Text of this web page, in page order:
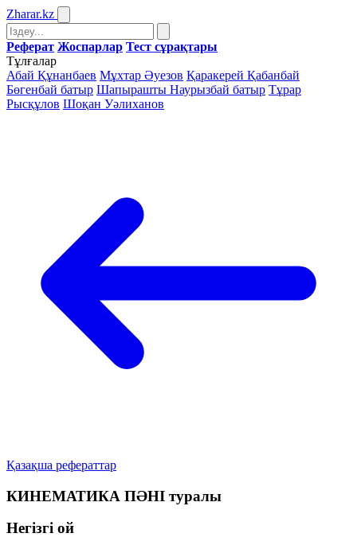
Zharar.kz
Реферат Жоспарлар Тест сұрақтары
Тұлғалар
Абай Құнанбаев Мұхтар Әуезов Қаракерей Қабанбай
Бөгенбай батыр Шапырашты Наурызбай батыр Тұрар
Рысқұлов Шоқан Уәлиханов
Қазақша рефераттар
КИНЕМАТИКА ПӘНІ туралы
Негізгі ой